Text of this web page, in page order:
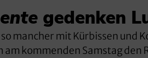
gedenken
mancher mit Kürbissen und
am kommenden Samstag